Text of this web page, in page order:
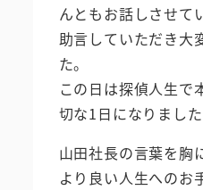
んともお話しさせて
助言していただき大
た。
この日は探偵人生で
切な1日になりました
山田社長の言葉を胸
より良い人生へのお